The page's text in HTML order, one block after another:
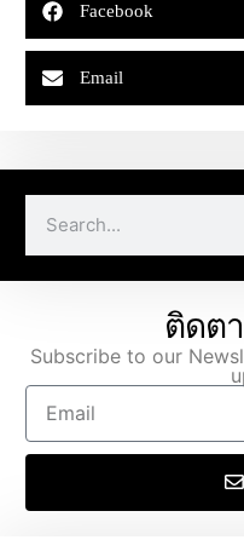
Facebook
Email
ติดต
Subscribe to our